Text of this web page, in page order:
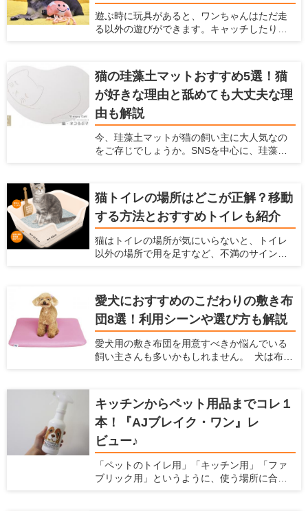
遊ぶ時に玩具があると、ワンちゃんはただ走
る以外の遊びができます。キャッチしたり、
も、玩具は愛犬、飼い主のどちらにとっても
様々なメリットがあります。 ここでは、犬と
の生活の情報を紹介している「愛犬家住宅」
が、犬と楽しむための玩具の種類やメリッ
ト、おすすめ商品を紹介しようと思います。
犬用の玩具にどんなものがあるか知りたい方
や、愛犬にどんな玩具を買ってあげるか迷っ
ている方は、ぜひ参考にしてください！
猫の珪藻土マットおすすめ5選！猫
が好きな理由と舐めても大丈夫な理
由も解説
今、珪藻土マットが猫の飼い主に大人気なの
をご存じでしょうか。SNSを中心に、珪藻土
上がっています。 珪藻土マットは猫にとって
快適に過ごせる場所で、一日中珪藻土マット
の上で過ごす猫もいるようです。 珪藻土マッ
トとは、吸水性や速乾性に優れた人気アイテ
ム。脱衣所のマットを猫が占拠してしまうと
飼い主が使えないため、猫用にも珪藻土マッ
するとともに、舐めても大丈夫な理由とおす
すめアイテムを紹介します。
猫トイレの場所はどこが正解？移動
する方法とおすすめトイレも紹介
猫はトイレの場所が気にいらないと、トイレ
以外の場所で用を足すなど、不満のサインを
もなってしまいます。 愛猫にとって最適では
ない場所にトイレを設置しているなら、早め
に置き場所を見直した方が良いかもしれませ
ん。 この記事では、トイレに不満がある愛猫
のサインや、適切なトイレの場所、便利な猫
トイレアイテムを紹介します。
愛犬におすすめのこだわりの敷き布
団8選！利用シーンや選び方も解説
愛犬用の敷き布団を用意すべきか悩んでいる
飼い主さんも多いかもしれません。 犬は布団
緒に寝たがる子もいます。 この記事では、犬
が布団を好む理由を説明するとともに、おす
すめの敷布団8つとその選び方について解説し
ます。
キッチンからペット用品までコレ１
本！『AJブレイク・ワン』レ
ビュー♪
「ペットのトイレ用」「キッチン用」「ファ
ブリック用」というように、使う場所に合わ